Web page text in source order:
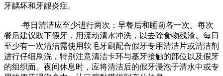
牙龋坏和牙龈炎症。
·每日清洁应至少进行两次：早餐后和睡前各一次。每次
餐后建议取下假牙，用流动清水冲洗，以去除食物残渣。每日
至少有一次清洁需使用软毛牙刷配合假牙专用清洁片或清洁剂
进行仔细刷洗，特别注意清洁卡环与基牙接触的部位以及假牙
的组织面。夜间休息时，应将清洁后的假牙浸泡于清水中或专